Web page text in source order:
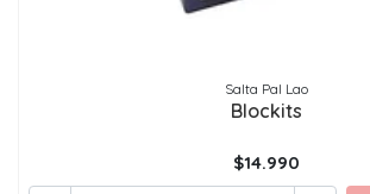
Salta Pal Lao
Blockits
$14.990